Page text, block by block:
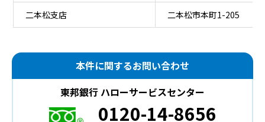
二本松支店 二本松市本町1-205
本件に関するお問い合わせ
東邦銀行 ハローサービスセンター
0120-14-8656